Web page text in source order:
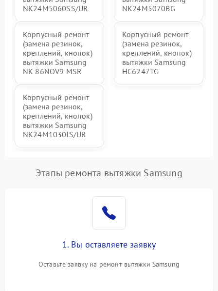
NK24M5060SS/UR
NK24M5070BG
Корпусный ремонт
(замена резинок,
креплений, кнопок)
вытяжки Samsung
NK 86NOV9 MSR
Корпусный ремонт
(замена резинок,
креплений, кнопок)
вытяжки Samsung
HC6247TG
Корпусный ремонт
(замена резинок,
креплений, кнопок)
вытяжки Samsung
NK24M1030IS/UR
Этапы ремонта вытяжки Samsung
1. Вы оставляете заявку
Оставьте заявку на ремонт вытяжки Samsung